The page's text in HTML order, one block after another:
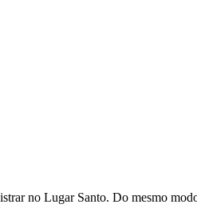
no Lugar Santo. Do mesmo